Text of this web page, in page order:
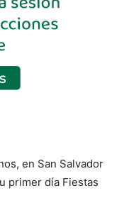
en San Salvador
primer día Fiestas